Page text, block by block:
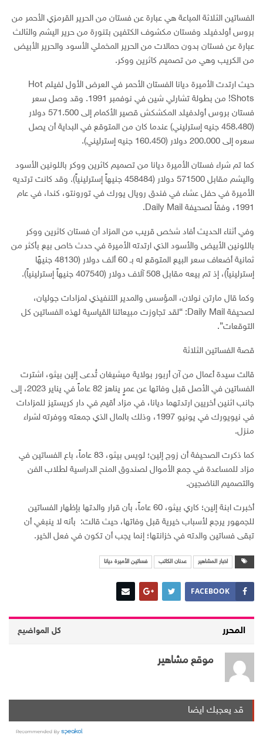
الفساتين الثلاثة المباعة هي عبارة عن فستان من الحرير القرمزي الأحمر من
بروس أولدفيلد وفستان مكشوف الكتفين بتنورة من حرير اليشم والثالث
عبارة عن فستان بدون حمالات من الحرير المخملي الأسود والحرير الأبيض
من الكريب وهي من تصميم كاثرين ووكر.
حيث ارتدت الأميرة ديانا الفستان الأحمر في العرض الأول لفيلم Hot
Shots! من بطولة تشارلي شين في نوفمبر 1991. وقد وصل سعر
فستان بروس أولدفيلد المكشكش قصير الأكمام إلى 571.500 دولار
(458.480 جنيه إسترليني) عندما كان من المتوقع في البداية أن يصل
سعره إلى 200.000 دولار (160.450 جنيه إسترليني).
كما تم شراء فستان الأميرة ديانا من تصميم كاثرين ووكر باللونين الأسود
واليشم مقابل 571500 دولار (458484 جنيهاً إسترلينياً). وقد كانت ترتديه
الأميرة في حفل عشاء في فندق رويال يورك في تورونتو، كندا، في عام
1991، وفقاً لصحيفة Daily Mail.
وفي أثناء الحديث أفاد شخص قريب من المزاد أن فستان كاثرين ووكر
باللونين الأبيض والأسود الذي ارتدته الأميرة في حدث خاص بيع بأكثر من
ثمانية أضعاف سعر البيع المتوقع له بـ 60 ألف دولار (48130 جنيهًا
إسترلينياً)، إذ تم بيعه مقابل 508 آلاف دولار (407540 جنيهاً إسترلينياً).
وكما قال مارتن نولان، المؤسس والمدير التنفيذي لمزادات جوليان،
لصحيفة Daily Mail: “لقد تجاوزت مبيعاتنا القياسية لهذه الفساتين كل
التوقعات”.
قصة الفساتين الثلاثة
قالت سيدة أعمال من آن أربور بولاية ميشيغان تُدعى إلين بيثو، اشترت
الفساتين في الأصل قبل وفاتها عن عمرٍ يناهز 82 عاماً في يناير 2023، إلى
جانب اثنين أخريين ارتدتهما ديانا، في مزاد أقيم في دار كريستيز للمزادات
في نيويورك في يونيو 1997، وذلك بالمال الذي جمعته ووفرته لشراء
منزل.
كما ذكرت الصحيفة أن زوج إلين؛ لويس بيثو، 83 عاماً، باع الفساتين في
مزاد للمساعدة في جمع الأموال لصندوق المنح الدراسية لطلاب الفن
والتصميم الناضجين.
أخبرت ابنة إلين؛ كاري بيثو، 60 عاماً، بأن قرار والدتها بإظهار الفساتين
للجمهور يرجع لأسباب خيرية قبل وفاتها، حيث قالت: بأنه لا ينبغي أن
تبقى فساتين والدته في خزانتها؛ إنما يجب أن تكون في فعل الخير.
اخبار المشاهير عدنان الكاتب فساتين الأميرة ديانا
FACEBOOK
المحرر كل المواضيع
موقع مشاهير
قد يعجبك ايضا